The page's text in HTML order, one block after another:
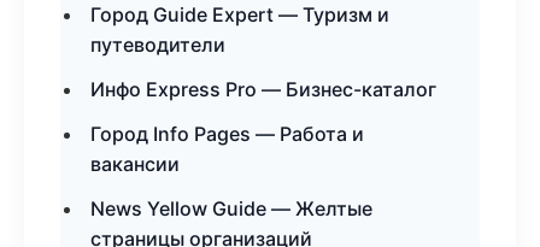
Город Guide Expert — Туризм и
путеводители
Инфо Express Pro — Бизнес-каталог
Город Info Pages — Работа и
вакансии
News Yellow Guide — Желтые
страницы организаций